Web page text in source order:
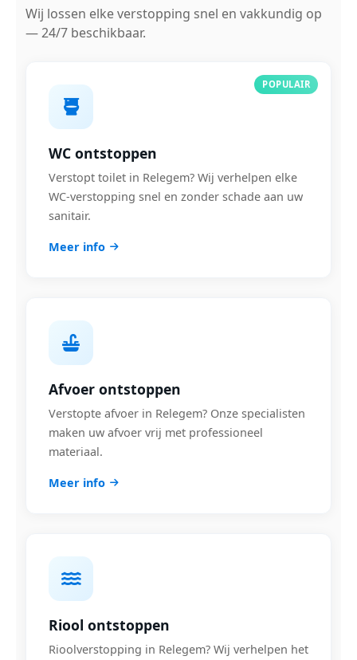
Wij lossen elke verstopping snel en vakkundig op
— 24/7 beschikbaar.
POPULAIR
WC ontstoppen
Verstopt toilet in Relegem? Wij verhelpen elke
WC-verstopping snel en zonder schade aan uw
sanitair.
Meer info
Afvoer ontstoppen
Verstopte afvoer in Relegem? Onze specialisten
maken uw afvoer vrij met professioneel
materiaal.
Meer info
Riool ontstoppen
Rioolverstopping in Relegem? Wij verhelpen het